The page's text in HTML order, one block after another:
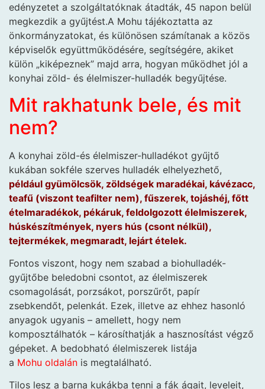
edényzetet a szolgáltatóknak átadták, 45 napon belül
megkezdik a gyűjtést.A Mohu tájékoztatta az
önkormányzatokat, és különösen számítanak a közös
képviselők együttműködésére, segítségére, akiket
külön „kiképeznek” majd arra, hogyan működhet jól a
konyhai zöld- és élelmiszer-hulladék begyűjtése.
Mit rakhatunk bele, és mit
nem?
A konyhai zöld-és élelmiszer-hulladékot gyűjtő
kukában sokféle szerves hulladék elhelyezhető,
például gyümölcsök, zöldségek maradékai, kávézacc,
teafű (viszont teafilter nem), fűszerek, tojáshéj, főtt
ételmaradékok, pékáruk, feldolgozott élelmiszerek,
húskészítmények, nyers hús (csont nélkül),
tejtermékek, megmaradt, lejárt ételek.
Fontos viszont, hogy nem szabad a biohulladék-
gyűjtőbe beledobni csontot, az élelmiszerek
csomagolását, porzsákot, porszűrőt, papír
zsebkendőt, pelenkát. Ezek, illetve az ehhez hasonló
anyagok ugyanis – amellett, hogy nem
komposztálhatók – károsíthatják a hasznosítást végző
gépeket. A bedobható élelmiszerek listája
a Mohu oldalán is megtalálható.
Tilos lesz a barna kukákba tenni a fák ágait, leveleit,